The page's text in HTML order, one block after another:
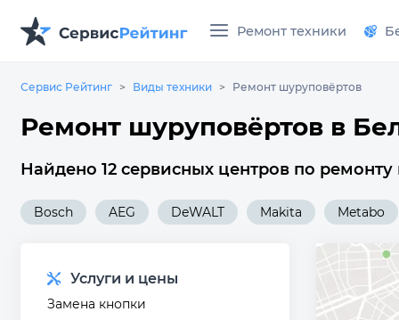
Ремонт техники
Сервис Рейтинг Виды техники Ремонт шуруповёртов
Ремонт шуруповёртов в
Найдено 12 сервисных центров по
Bosch AEG DeWALT Makita Metabo
Услуги и цены
Замена кнопки